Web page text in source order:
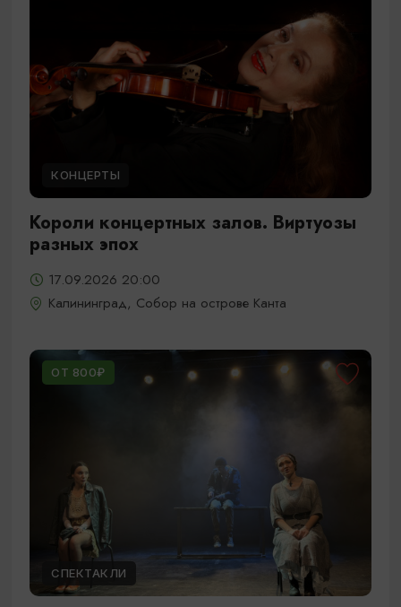
КОНЦЕРТЫ
Короли концертных залов. Виртуозы
разных эпох
17.09.2026 20:00
Калининград, Собор на острове Канта
ОТ 800₽
СПЕКТАКЛИ